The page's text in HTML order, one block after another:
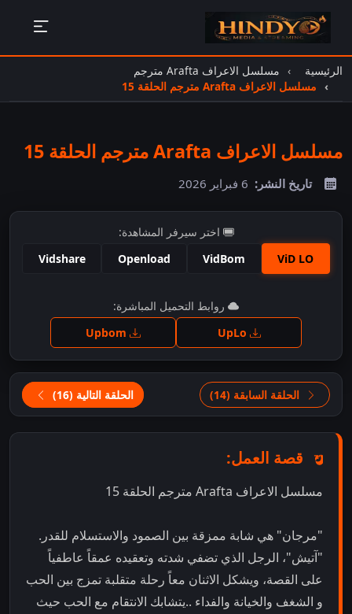
الرئيسية
مسلسل الاعراف Arafta مترجم
مسلسل الاعراف Arafta مترجم الحلقة 15
مسلسل الاعراف Arafta مترجم الحلقة 15
تاريخ النشر: 6 فبراير 2026
اختر سيرفر المشاهدة:
ViD LO
VidBom
Openload
Vidshare
اضغط للمشاهدة
روابط التحميل المباشرة:
الحلقة السابقة (14) الحلقة التالية (16)
قصة العمل:
مسلسل الاعراف Arafta مترجم الحلقة 15
"مرجان" هي شابة ممزقة بين الصمود والاستسلام للقدر.
"آتيش"، الرجل الذي تضفي شدته وتعقيده عمقاً عاطفياً
على القصة، ويشكل الاثنان معاً رحلة متقلبة تمزج بين الحب
و الشغف والخيانة والفداء ..يتشابك الانتقام مع الحب حيث